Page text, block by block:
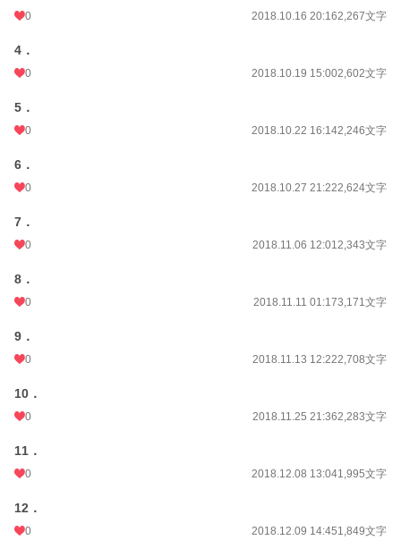
0 2018.10.16 20:162,267文字
4．
0 2018.10.19 15:002,602文字
5．
0 2018.10.22 16:142,246文字
6．
0 2018.10.27 21:222,624文字
7．
0 2018.11.06 12:012,343文字
8．
0 2018.11.11 01:173,171文字
9．
0 2018.11.13 12:222,708文字
10．
0 2018.11.25 21:362,283文字
11．
0 2018.12.08 13:041,995文字
12．
0 2018.12.09 14:451,849文字